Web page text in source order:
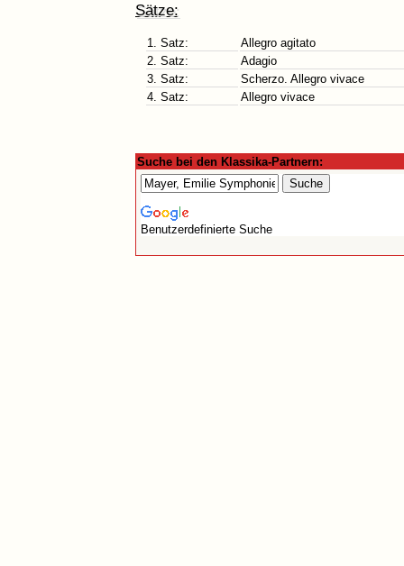
Sätze:
1. Satz:
Allegro agitato
2. Satz:
Adagio
3. Satz:
Scherzo. Allegro vivace
4. Satz:
Allegro vivace
Suche bei den Klassika-Partnern:
Benutzerdefinierte Suche